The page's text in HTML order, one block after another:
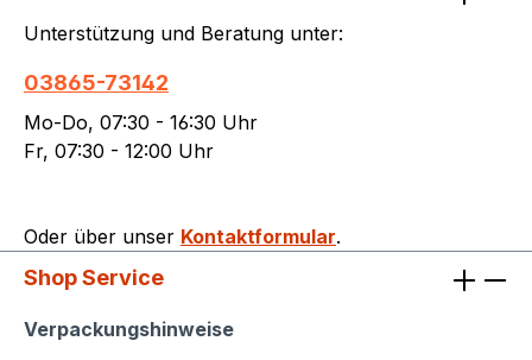
Unterstützung und Beratung unter:
03865-73142
Mo-Do, 07:30 - 16:30 Uhr
Fr, 07:30 - 12:00 Uhr
Oder über unser Kontaktformular.
Shop Service
Shop Service
Verpackungshinweise